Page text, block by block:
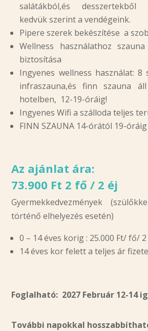
salátákból,és desszertekből
kedvük szerint a vendégeink.
Pipere szerek bekészítése a
Wellness használathoz
biztosítása
Ingyenes wellness használat: 8
infraszauna,és finn szauna
hotelben, 12-19-óráig!
Ingyenes Wifi a szálloda teljes
FINN SZAUNA 14-órától 19-
Az ajánlat ára:
73.900 Ft 2 fő / 2 éj
Gyermekkedvezmények
történő elhelyezés esetén)
0 – 14 éves korig : 25.000 Ft/ fő/
14 éves kor felett a teljes ár
Foglalható: 2027 Február 12-14 ig
További napokkal